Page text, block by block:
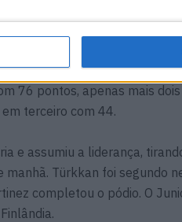
campeonato, mas encolhe
76 pontos, apenas mais
terceiro com 44.
e assumiu a liderança,
Türkkan foi segundo
completou o pódio. O